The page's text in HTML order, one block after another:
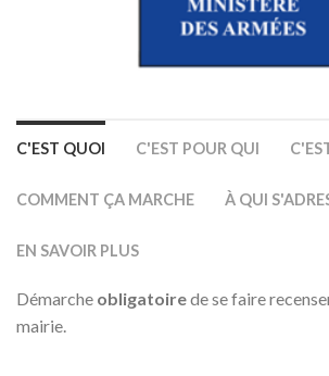
C'EST QUOI C'EST POUR QUI
COMMENT ÇA MARCHE À QUI
EN SAVOIR PLUS
Démarche obligatoirede se faire
mairie.